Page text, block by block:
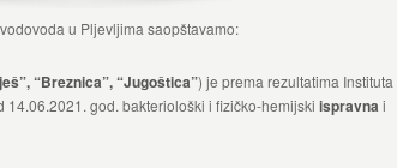
u Pljevljima saopštavamo:
“Breznica”, “Jugoštica”) je prema rezultatima Instituta
god. bakteriološki i fizičko-hemijski ispravna i